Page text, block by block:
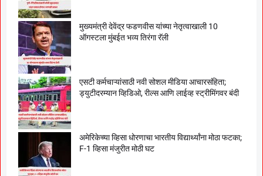
मुख्यमंत्री देवेंद्र फडणवीस यांच्या नेतृत्वाखाली 10
ऑगस्टला मुंबईत भव्य तिरंगा रॅली
एसटी कर्मचाऱ्यांसाठी नवी सोशल मीडिया आचारसंहिता;
ड्युटीदरम्यान व्हिडिओ, रील्स आणि लाईव्ह स्ट्रीमिंगवर बंदी
अमेरिकेच्या व्हिसा धोरणाचा भारतीय विद्यार्थ्यांना मोठा फटका;
F-1 व्हिसा मंजुरीत मोठी घट